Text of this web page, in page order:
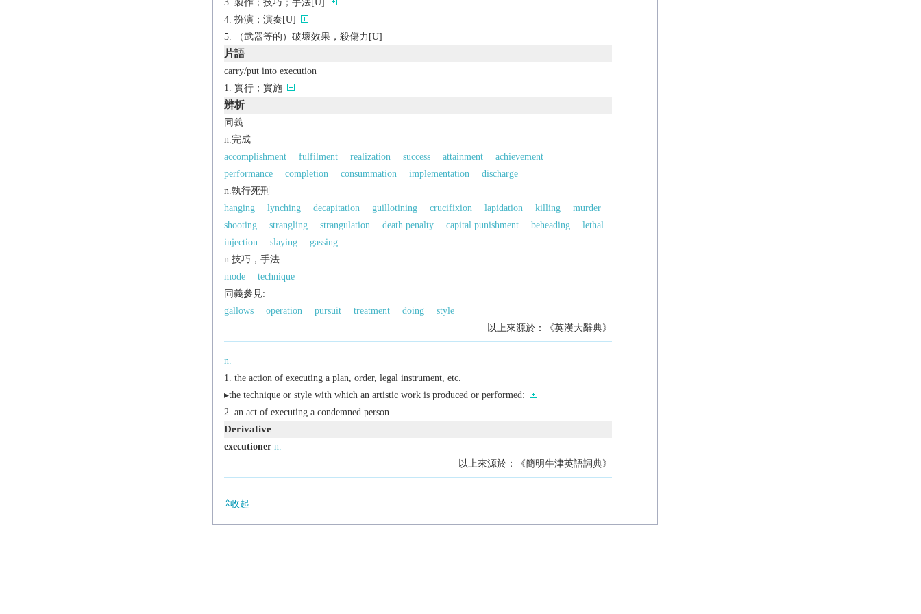
製作；技巧；手法[U]
扮演；演奏[U]
（武器等的）破壞效果，殺傷力[U]
片語
carry/put into execution
實行；實施
辨析
同義:
n.完成
accomplishment
fulfilment realization success attainment
achievement
performance
completion consummation implementation
discharge
n.執行死刑
hanging
lynching decapitation guillotining crucifixion lapidation killing
murder
shooting
strangling strangulation death penalty capital punishment beheading
lethal
injection
slaying
gassing
n.技巧，手法
mode
technique
同義參見:
gallows
operation pursuit treatment doing
style
以上來源於：《英漢大辭典》
n.
the action of executing a plan, order, legal instrument, etc.
▸the technique or style with which an artistic work is produced or performed:
an act of executing a condemned person.
Derivative
executioner n.
以上來源於：《簡明牛津英語詞典》
收起